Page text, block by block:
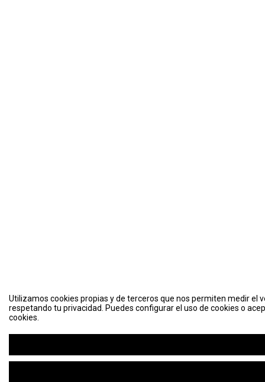
Utilizamos cookies propias y de terceros que nos permiten medir el
respetando tu privacidad. Puedes configurar el uso de cookies o
cookies.